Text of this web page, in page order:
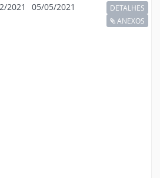
2021 05/05/2021
DETALHES
ANEXOS